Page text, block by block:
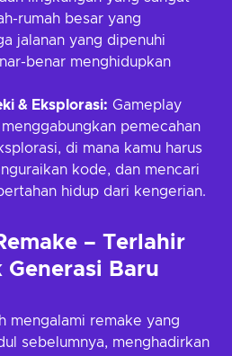
rumah besar yang
jalanan yang dipenuhi
benar menghidupkan
& Eksplorasi: Gameplay
pemecahan
di mana kamu harus
kode, dan mencari
hidup dari kengerian.
– Terlahir
Baru
mengalami remake yang
sebelumnya, menghadirkan